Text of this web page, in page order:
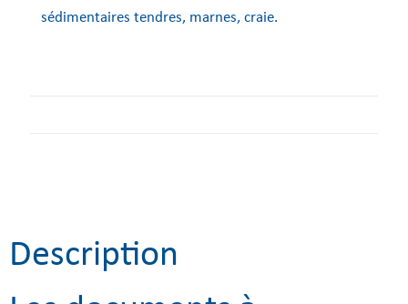
sédimentaires tendres, marnes, craie.
Description